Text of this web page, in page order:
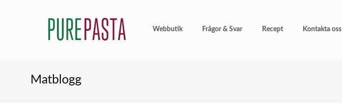
Webbutik Frågor & Svar Recept Kontakta oss
Matblogg